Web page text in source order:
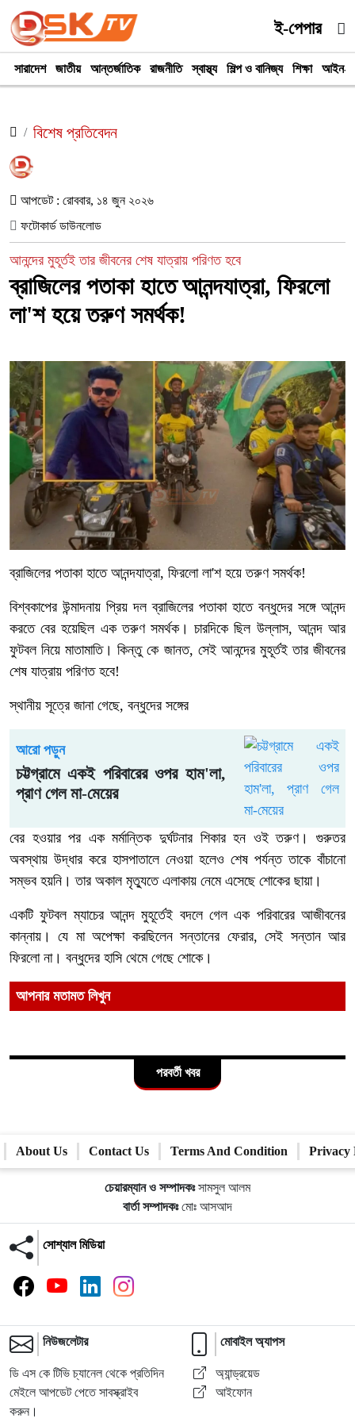
ই-পেপার
সারাদেশ জাতীয় আন্তর্জাতিক রাজনীতি স্বাস্থ্য শিল্প ও বানিজ্য শিক্ষা আইন-
বিশেষ প্রতিবেদন
আপডেট : রোববার, ১৪ জুন ২০২৬
ফটোকার্ড ডাউনলোড
আনন্দের মুহূর্তই তার জীবনের শেষ যাত্রায় পরিণত হবে
ব্রাজিলের পতাকা হাতে আনন্দযাত্রা, ফিরলো
লা'শ হয়ে তরুণ সমর্থক!
ব্রাজিলের পতাকা হাতে আনন্দযাত্রা, ফিরলো লা'শ হয়ে তরুণ সমর্থক!
বিশ্বকাপের উন্মাদনায় প্রিয় দল ব্রাজিলের পতাকা হাতে বন্ধুদের সঙ্গে আনন্দ
করতে বের হয়েছিল এক তরুণ সমর্থক। চারদিকে ছিল উল্লাস, আনন্দ আর
ফুটবল নিয়ে মাতামাতি। কিন্তু কে জানত, সেই আনন্দের মুহূর্তই তার জীবনের
শেষ যাত্রায় পরিণত হবে!
স্থানীয় সূত্রে জানা গেছে, বন্ধুদের সঙ্গের
আরো পড়ুন
চট্টগ্রামে একই পরিবারের ওপর হাম'লা,
প্রাণ গেল মা-মেয়ের
বের হওয়ার পর এক মর্মান্তিক দুর্ঘটনার শিকার হন ওই তরুণ। গুরুতর
অবস্থায় উদ্ধার করে হাসপাতালে নেওয়া হলেও শেষ পর্যন্ত তাকে বাঁচানো
সম্ভব হয়নি। তার অকাল মৃত্যুতে এলাকায় নেমে এসেছে শোকের ছায়া।
একটি ফুটবল ম্যাচের আনন্দ মুহূর্তেই বদলে গেল এক পরিবারের আজীবনের
কান্নায়। যে মা অপেক্ষা করছিলেন সন্তানের ফেরার, সেই সন্তান আর
ফিরলো না। বন্ধুদের হাসি থেমে গেছে শোকে।
আপনার মতামত লিখুন
পরবর্তী খবর
About Us Contact Us Terms And Condition Privacy
চেয়ারম্যান ও সম্পাদকঃসামসুল আলম
বার্তা সম্পাদকঃমোঃ আসআদ
সোশ্যাল মিডিয়া
নিউজলেটার
ডি এস কে টিভি চ্যানেল থেকে প্রতিদিন
মেইলে আপডেট পেতে সাবস্ক্রাইব
করুন।
মোবাইল অ্যাপস
অ্যান্ড্রয়েড
আইফোন